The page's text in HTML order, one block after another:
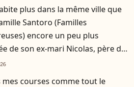
plus dans la même ville que
Santoro (Familles
encore un peu plus
de son ex-mari Nicolas, père de
mes courses comme tout le